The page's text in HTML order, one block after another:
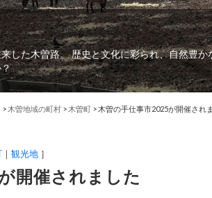
した木曽路。 歴史と文化に彩られ、自然豊
> 木曽地域の町村 > 木曽町 > 木曽の手仕事市2025が開催され
観光地 ］
開催されました